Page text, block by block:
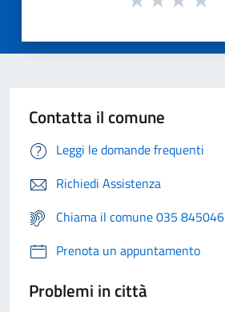
Contatta il comune
Leggi le domande frequenti
Richiedi Assistenza
Chiama il comune 035 845046
Prenota un appuntamento
Problemi in città